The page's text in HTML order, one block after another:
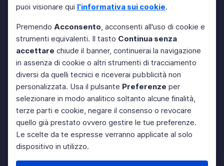
puoi visionare qui l'informativa sui cookie.
Premendo Acconsento, acconsenti all'uso di cookie e
strumenti equivalenti. Il tasto Continua senza
accettare chiude il banner, continuerai la navigazione
in assenza di cookie o altri strumenti di tracciamento
diversi da quelli tecnici e riceverai pubblicità non
personalizzata. Usa il pulsante Preferenze per
selezionare in modo analitico soltanto alcune finalità,
terze parti e cookie, negare il consenso o revocare
quello già prestato ovvero gestire le tue preferenze.
Le scelte da te espresse verranno applicate al solo
dispositivo in utilizzo.